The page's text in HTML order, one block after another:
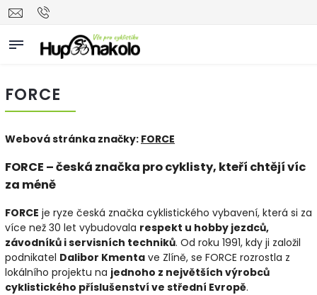
FORCE
Webová stránka značky: FORCE
FORCE – česká značka pro cyklisty, kteří chtějí víc
za méně
FORCE je ryze česká značka cyklistického vybavení, která si za
více než 30 let vybudovala respekt u hobby jezdců,
závodníků i servisních techniků. Od roku 1991, kdy ji založil
podnikatel Dalibor Kmenta ve Zlíně, se FORCE rozrostla z
lokálního projektu na jednoho z největších výrobců
cyklistického příslušenství ve střední Evropě.